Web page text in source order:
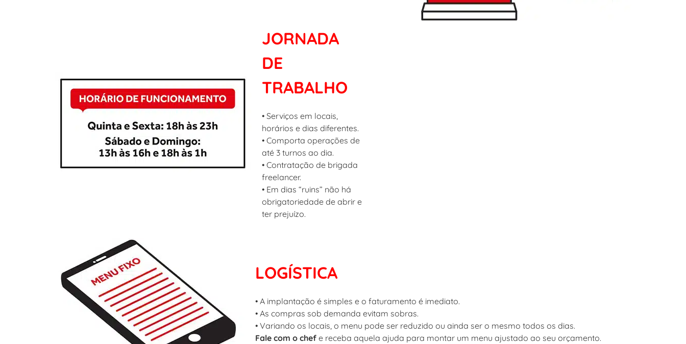
JORNADA
DE
TRABALHO
• Serviços em locais,
horários e dias diferentes.
• Comporta operações de
até 3 turnos ao dia.
• Contratação de brigada
freelancer.
• Em dias “ruins” não há
obrigatoriedade de abrir e
ter prejuízo.
LOGÍSTICA
• A implantação é simples e o faturamento é imediato.
• As compras sob demanda evitam sobras.
• Variando os locais, o menu pode ser reduzido ou ainda ser o mesmo todos os dias.
Fale com o chef e receba aquela ajuda para montar um menu ajustado ao seu orçamento.